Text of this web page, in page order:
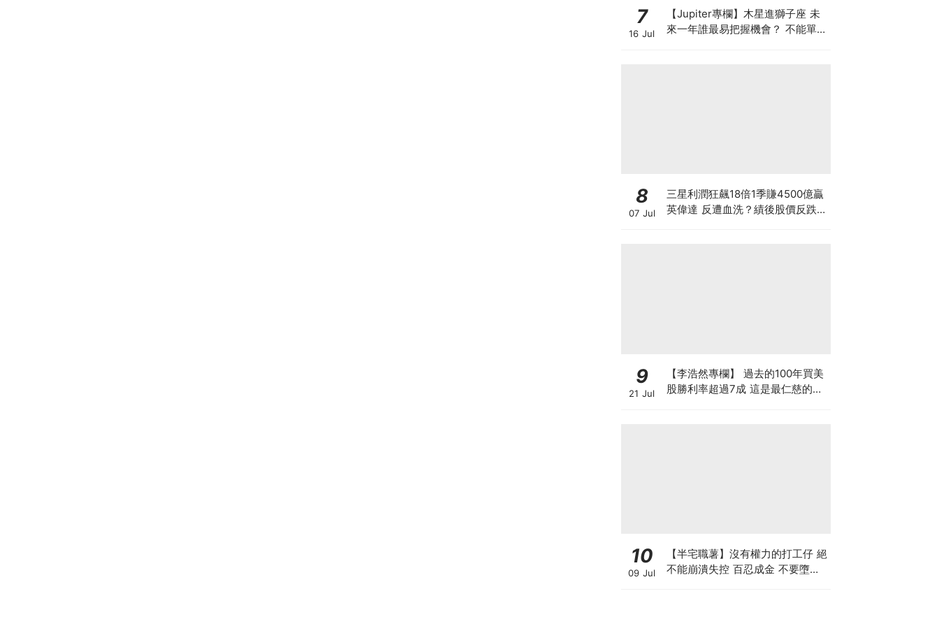
7
16 Jul
【Jupiter專欄】木星進獅子座 未
來一年誰最易把握機會？ 不能單靠
8
07 Jul
三星利潤狂飆18倍1季賺4500億贏
英偉達 反遭血洗？績後股價反跌
9
21 Jul
【李浩然專欄】 過去的100年買美
股勝利率超過7成 這是最仁慈的賭
10
09 Jul
【半宅職薯】沒有權力的打工仔 絕
不能崩潰失控 百忍成金 不要墮入